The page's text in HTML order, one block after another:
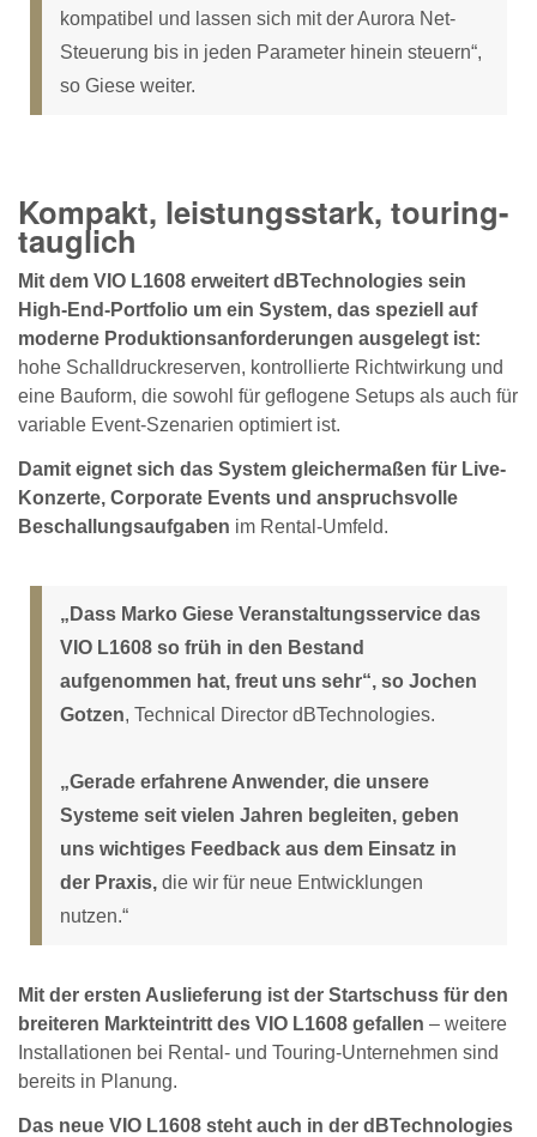
kompatibel und lassen sich mit der Aurora Net-
Steuerung bis in jeden Parameter hinein steuern“,
so Giese weiter.
Kompakt, leistungsstark, touring-
tauglich
Mit dem VIO L1608 erweitert dBTechnologies sein
High-End-Portfolio um ein System, das speziell auf
moderne Produktionsanforderungen ausgelegt ist:
hohe Schalldruckreserven, kontrollierte Richtwirkung und
eine Bauform, die sowohl für geflogene Setups als auch für
variable Event-Szenarien optimiert ist.
Damit eignet sich das System gleichermaßen für Live-
Konzerte, Corporate Events und anspruchsvolle
Beschallungsaufgaben im Rental-Umfeld.
„Dass Marko Giese Veranstaltungsservice das
VIO L1608 so früh in den Bestand
aufgenommen hat, freut uns sehr“, so Jochen
Gotzen, Technical Director dBTechnologies.
„Gerade erfahrene Anwender, die unsere
Systeme seit vielen Jahren begleiten, geben
uns wichtiges Feedback aus dem Einsatz in
der Praxis, die wir für neue Entwicklungen
nutzen.“
Mit der ersten Auslieferung ist der Startschuss für den
breiteren Markteintritt des VIO L1608 gefallen – weitere
Installationen bei Rental- und Touring-Unternehmen sind
bereits in Planung.
Das neue VIO L1608 steht auch in der dBTechnologies